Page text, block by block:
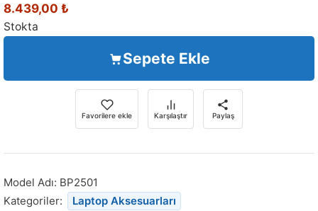
8.439,00 ₺
Stokta
Sepete Ekle
Favorilere ekle Karşılaştır Paylaş
Model Adı: BP2501
Kategoriler:
Laptop Aksesuarları